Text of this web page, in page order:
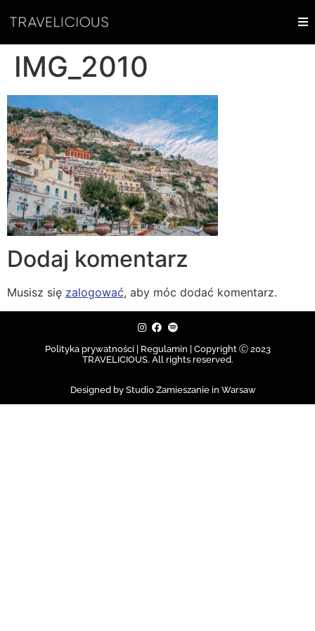
IMG_2010
Dodaj komentarz
Musisz się zalogować, aby móc dodać komentarz.
Polityka prywatności | Regulamin | Copyright Ⓒ 2023
TRAVELICIOUS. All rights reserved.
Designed by Studio Zamieszanie in Warsaw